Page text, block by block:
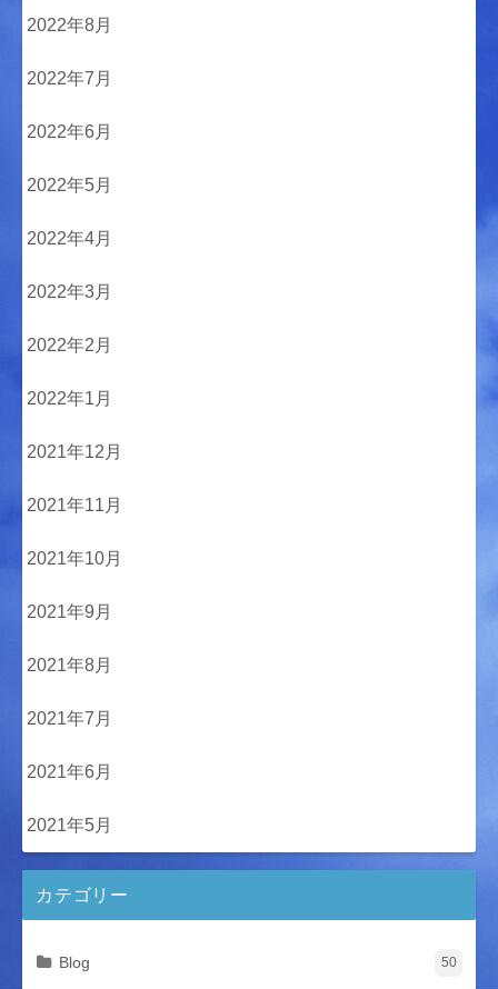
2022年8月
2022年7月
2022年6月
2022年5月
2022年4月
2022年3月
2022年2月
2022年1月
2021年12月
2021年11月
2021年10月
2021年9月
2021年8月
2021年7月
2021年6月
2021年5月
カテゴリー
Blog 50